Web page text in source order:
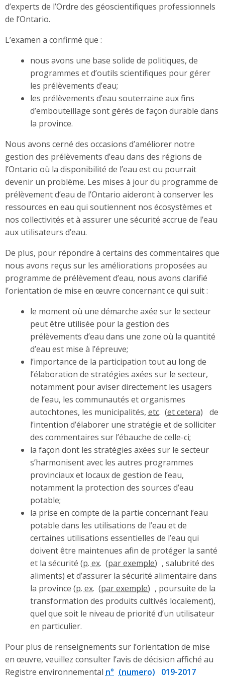
d’experts de l’Ordre des géoscientifiques professionnels
de l’Ontario.
L’examen a confirmé que :
nous avons une base solide de politiques, de
programmes et d’outils scientifiques pour gérer
les prélèvements d’eau;
les prélèvements d’eau souterraine aux fins
d’embouteillage sont gérés de façon durable dans
la province.
Nous avons cerné des occasions d’améliorer notre
gestion des prélèvements d’eau dans des régions de
l’Ontario où la disponibilité de l’eau est ou pourrait
devenir un problème. Les mises à jour du programme de
prélèvement d’eau de l’Ontario aideront à conserver les
ressources en eau qui soutiennent nos écosystèmes et
nos collectivités et à assurer une sécurité accrue de l’eau
aux utilisateurs d’eau.
De plus, pour répondre à certains des commentaires que
nous avons reçus sur les améliorations proposées au
programme de prélèvement d’eau, nous avons clarifié
l’orientation de mise en œuvre concernant ce qui suit :
le moment où une démarche axée sur le secteur
peut être utilisée pour la gestion des
prélèvements d’eau dans une zone où la quantité
d’eau est mise à l’épreuve;
l’importance de la participation tout au long de
l’élaboration de stratégies axées sur le secteur,
notamment pour aviser directement les usagers
de l’eau, les communautés et organismes
autochtones, les municipalités, etc.
de
l’intention d’élaborer une stratégie et de solliciter
des commentaires sur l’ébauche de celle-ci;
la façon dont les stratégies axées sur le secteur
s’harmonisent avec les autres programmes
provinciaux et locaux de gestion de l’eau,
notamment la protection des sources d’eau
potable;
la prise en compte de la partie concernant l’eau
potable dans les utilisations de l’eau et de
certaines utilisations essentielles de l’eau qui
doivent être maintenues afin de protéger la santé
et la sécurité (p. ex.
, salubrité des
aliments) et d’assurer la sécurité alimentaire dans
la province (p. ex.
, poursuite de la
transformation des produits cultivés localement),
quel que soit le niveau de priorité d’un utilisateur
en particulier.
Pour plus de renseignements sur l’orientation de mise
en œuvre, veuillez consulter l’avis de décision affiché au
Registre environnemental n° 019-2017